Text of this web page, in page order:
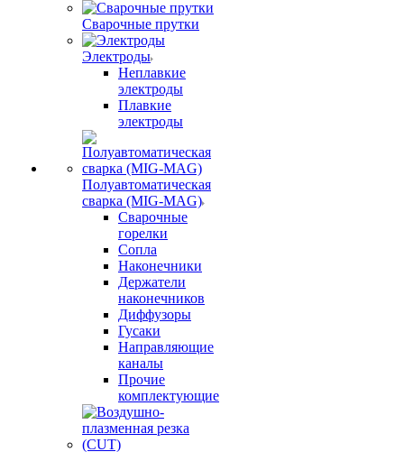
Сварочные прутки
Электроды
Неплавкие
электроды
Плавкие
электроды
Полуавтоматическая
сварка (MIG-MAG)
Сварочные
горелки
Сопла
Наконечники
Держатели
наконечников
Диффузоры
Гусаки
Направляющие
каналы
Прочие
комплектующие